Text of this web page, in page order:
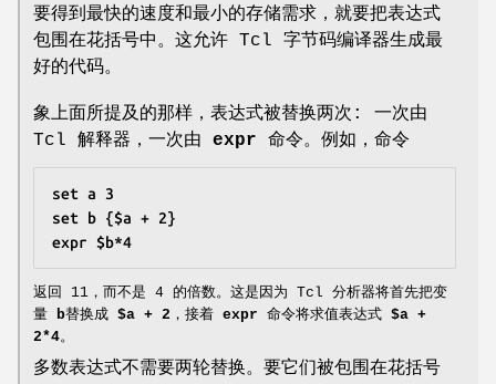
要得到最快的速度和最小的存储需求，就要把表达式
包围在花括号中。这允许 Tcl 字节码编译器生成最
好的代码。
象上面所提及的那样，表达式被替换两次: 一次由
Tcl 解释器，一次由 expr 命令。例如，命令
set a 3
set b {$a + 2}
expr $b*4
返回 11，而不是 4 的倍数。这是因为 Tcl 分析器将首先把变
量 b替换成 $a + 2 ，接着 expr 命令将求值表达式 $a +
2*4。
多数表达式不需要两轮替换。要它们被包围在花括号